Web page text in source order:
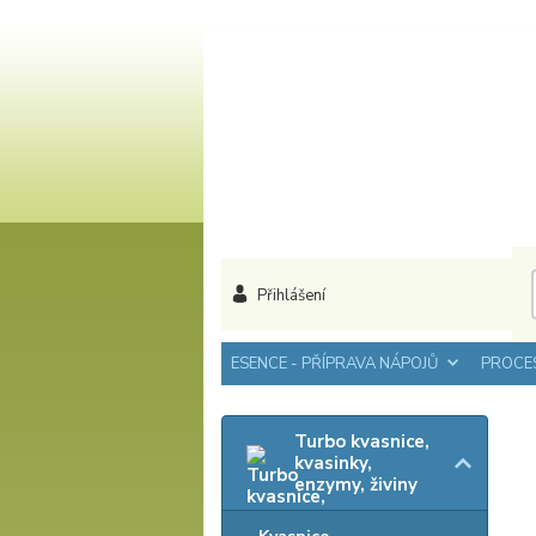
ESENCE - PŘÍPRAVA NÁPOJŮ
Přihlášení
Turbo kvasnice,
kvasinky,
enzymy, živiny